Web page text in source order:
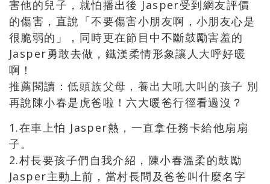
害他的兒子，就怕播出後 Jasper受到網友評價
的傷害，直說「不要傷害小朋友啊，小朋友心是
很脆弱的」，同時更在節目中不斷鼓勵害羞的
Jasper勇敢去做，鐵漢柔情形象讓人大呼好暖
啊！
推薦閱讀：低頭族父母，養出大吼大叫的孩子 別
再說陳小春是虎爸啦！六大暖爸行徑看過沒？
1.在車上怕 Jasper熱，一直拿任務卡給他扇扇
子。
2.村長要孩子們自我介紹，陳小春溫柔的鼓勵
Jasper主動上前，當村長問及爸爸叫什麼名字